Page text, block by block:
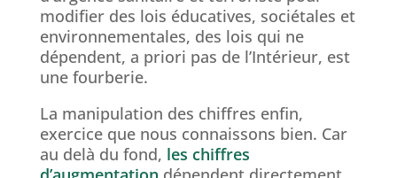
modifier des lois éducatives, sociétales et
environnementales, des lois qui ne
dépendent, a priori pas de l’Intérieur, est
une fourberie.
La manipulation des chiffres enfin,
exercice que nous connaissons bien. Car
au delà du fond, les chiffres